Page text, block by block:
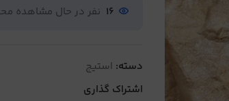
16 نفر در حال مشاهده
دسته: استیج
اشتراک گذاری